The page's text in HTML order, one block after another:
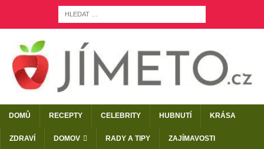
DOMŮ RECEPTY CELEBRITY HUBNUTÍ KRÁSA
ZDRAVÍ DOMOV RADY A TIPY ZAJÍMAVOSTI